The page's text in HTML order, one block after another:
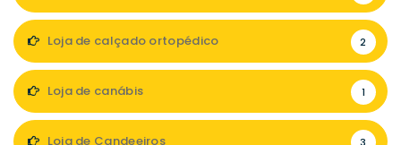
Loja de calçado ortopédico 2
Loja de canábis 1
Loja de Candeeiros